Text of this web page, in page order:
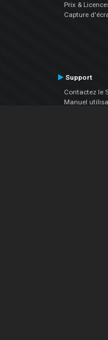
Prix &
Capture
Support
Contactez le
Manuel